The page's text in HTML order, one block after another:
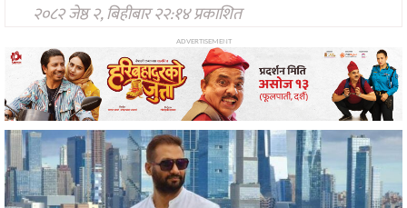
गीत/
सङ्गीत
न्यू
मिडिया
अन्तरवार्ता
मनोरन्जन
२०८२ जेष्ठ २, बिहीबार २२:१४ प्रकाशित
ADVERTISEMENT